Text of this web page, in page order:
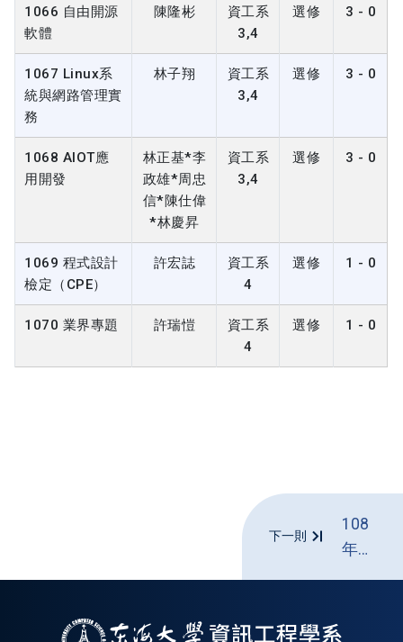
1066 自由開源
軟體
陳隆彬
資工系
3,4
選修 3 - 0
1067 Linux系
統與網路管理實
務
林子翔
資工系
3,4
選修 3 - 0
1068 AIOT應
用開發
林正基*李
政雄*周忠
信*陳仕偉
*林慶昇
資工系
3,4
選修 3 - 0
1069 程式設計
檢定（CPE）
許宏誌
資工系
4
選修 1 - 0
1070 業界專題 許瑞愷
資工系
4
選修 1 - 0
下一則
108
年度